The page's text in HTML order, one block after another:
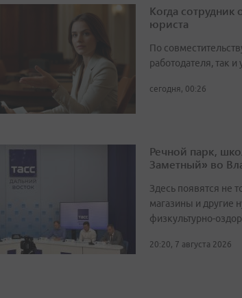
Когда сотрудник
юриста
По
работодателя, так и
сегодня, 00:26
Речной парк,
Заметный» во
Здесь появятся не
магазины и другие
физкультурно-
20:20, 7 августа 2026